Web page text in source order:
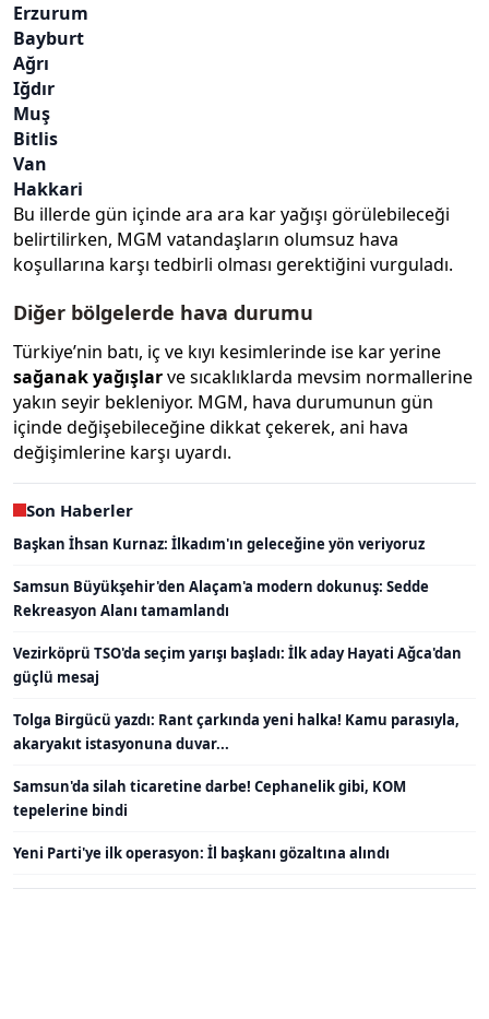
Erzurum
Bayburt
Ağrı
Iğdır
Muş
Bitlis
Van
Hakkari
Bu illerde gün içinde ara ara kar yağışı görülebileceği
belirtilirken, MGM vatandaşların olumsuz hava
koşullarına karşı tedbirli olması gerektiğini vurguladı.
Diğer bölgelerde hava durumu
Türkiye’nin batı, iç ve kıyı kesimlerinde ise kar yerine
sağanak yağışlarve sıcaklıklarda mevsim normallerine
yakın seyir bekleniyor. MGM, hava durumunun gün
içinde değişebileceğine dikkat çekerek, ani hava
değişimlerine karşı uyardı.
Son Haberler
Başkan İhsan Kurnaz: İlkadım'ın geleceğine yön veriyoruz
Samsun Büyükşehir'den Alaçam'a modern dokunuş: Sedde
Rekreasyon Alanı tamamlandı
Vezirköprü TSO'da seçim yarışı başladı: İlk aday Hayati Ağca'dan
güçlü mesaj
Tolga Birgücü yazdı: Rant çarkında yeni halka! Kamu parasıyla,
akaryakıt istasyonuna duvar...
Samsun'da silah ticaretine darbe! Cephanelik gibi, KOM
tepelerine bindi
Yeni Parti'ye ilk operasyon: İl başkanı gözaltına alındı